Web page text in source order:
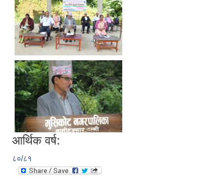
आर्थिक वर्ष:
८०/८१